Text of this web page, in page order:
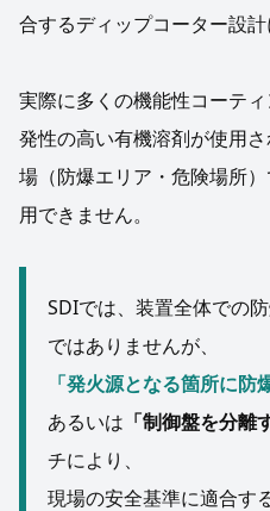
合するディップコーター設計
実際に多くの機能性コーテ
発性の高い有機溶剤が使用
場（防爆エリア・危険場所
用できません。
SDIでは、装置全体での
ではありませんが、
「発火源となる箇所に防
あるいは 「制御盤を分離
チにより、
現場の安全基準に適合す